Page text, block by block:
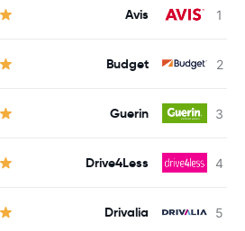
Avis
Budget
Guerin
Drive4Less
Drivalia